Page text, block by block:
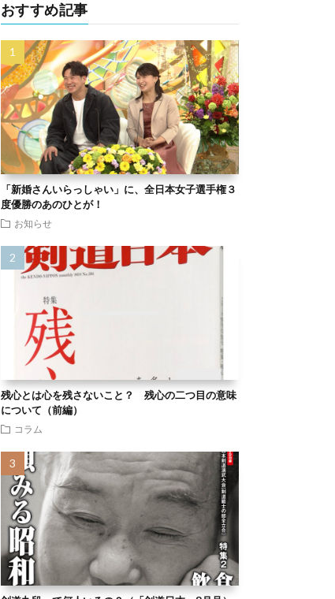
おすすめ記事
「新婚さんいらっしゃい」に、全日本女子選手権３
度優勝のあのひとが！
お知らせ
残心とは心を残さないこと？ 残心の二つ目の意味
について（前編）
コラム